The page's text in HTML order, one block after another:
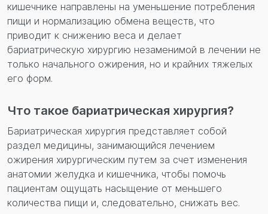
кишечнике направлены на уменьшение потребления
пищи и нормализацию обмена веществ, что
приводит к снижению веса и делает
бариатрическую хирургию незаменимой в лечении не
только начального ожирения, но и крайних тяжелых
его форм.
Что такое бариатрическая хирургия?
Бариатрическая хирургия представляет собой
раздел медицины, занимающийся лечением
ожирения хирургическим путем за счет изменения
анатомии желудка и кишечника, чтобы помочь
пациентам ощущать насыщение от меньшего
количества пищи и, следовательно, снижать вес.